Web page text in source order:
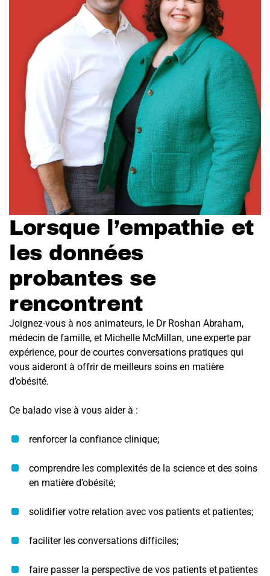
Lorsque l’empathie et
les données
probantes se
rencontrent
Joignez-vous à nos animateurs, le Dr Roshan Abraham,
médecin de famille, et Michelle McMillan, une experte par
expérience, pour de courtes conversations pratiques qui
vous aideront à offrir de meilleurs soins en matière
d’obésité.
Ce balado vise à vous aider à :
renforcer la confiance clinique;
comprendre les complexités de la science et des soins
en matière d’obésité;
solidifier votre relation avec vos patients et patientes;
faciliter les conversations difficiles;
faire passer la perspective de vos patients et patientes